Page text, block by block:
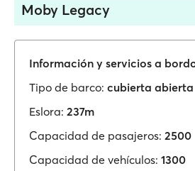
Moby Legacy
Información y servicios a
Tipo de barco: cubierta abierta
Eslora: 237m
Capacidad de pasajeros: 2500
Capacidad de vehículos: 1300